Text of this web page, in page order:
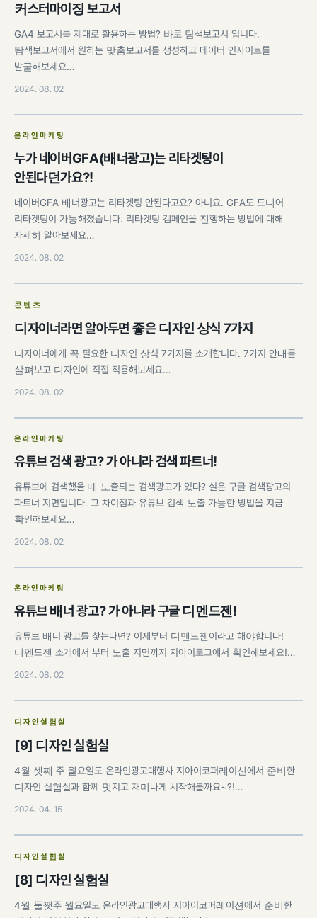
커스터마이징 보고서
GA4 보고서를 제대로 활용하는 방법? 바로 탐색보고서 입니다.
탐색보고서에서 원하는 맞춤보고서를 생성하고 데이터 인사이트를
발굴해보세요…
2024. 08. 02
온라인마케팅
누가 네이버GFA(배너광고)는 리타겟팅이
안된다던가요?!
네이버GFA 배너광고는 리타겟팅 안된다고요? 아니요. GFA도 드디어
리타겟팅이 가능해졌습니다. 리타겟팅 캠페인을 진행하는 방법에 대해
자세히 알아보세요…
2024. 08. 02
콘텐츠
디자이너라면 알아두면 좋은 디자인 상식 7가지
디자이너에게 꼭 필요한 디자인 상식 7가지를 소개합니다. 7가지 안내를
살펴보고 디자인에 직접 적용해보세요…
2024. 08. 02
온라인마케팅
유튜브 검색 광고? 가 아니라 검색 파트너!
유튜브에 검색했을 때 노출되는 검색광고가 있다? 실은 구글 검색광고의
파트너 지면입니다. 그 차이점과 유튜브 검색 노출 가능한 방법을 지금
확인해보세요…
2024. 08. 02
온라인마케팅
유튜브 배너 광고? 가 아니라 구글 디멘드젠!
유튜브 배너 광고를 찾는다면? 이제부터 디멘드젠이라고 해야합니다!
디멘드젠 소개에서 부터 노출 지면까지 지아이로그에서 확인해보세요!…
2024. 08. 02
디자인실험실
[9] 디자인 실험실
4월 셋째 주 월요일도 온라인광고대행사 지아이코퍼레이션에서 준비한
디자인 실험실과 함께 멋지고 재미나게 시작해볼까요~?!…
2024. 04. 15
디자인실험실
[8] 디자인 실험실
4월 둘쨋주 월요일도 온라인광고대행사 지아이코퍼레이션에서 준비한